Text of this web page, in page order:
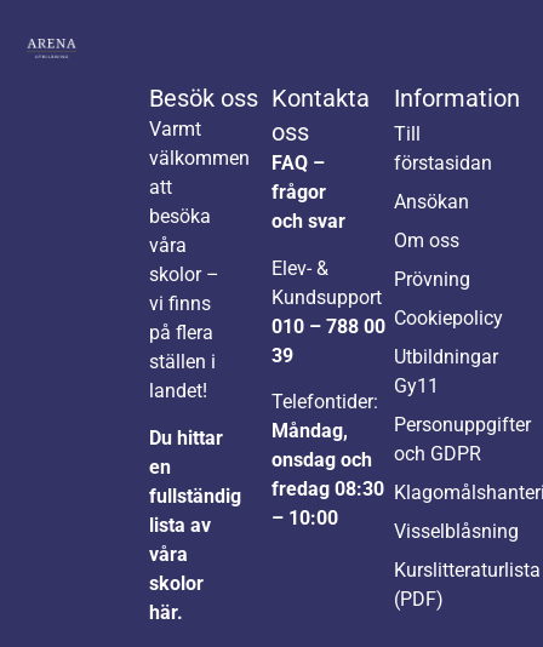
Besök oss
Varmt
välkommen
att
besöka
våra
skolor –
vi finns
på flera
ställen i
landet!
Du hittar
en
fullständig
lista av
våra
skolor
här.
Kontakta
oss
FAQ –
frågor
och svar
Elev- &
Kundsupport
010 – 788 00
39
Telefontider:
Måndag,
onsdag och
fredag 08:30
– 10:00
Information
Till
förstasidan
Ansökan
Om oss
Prövning
Cookiepolicy
Utbildningar
Gy11
Personuppgifter
och GDPR
Visselblåsning
Kurslitteraturlista
(PDF)